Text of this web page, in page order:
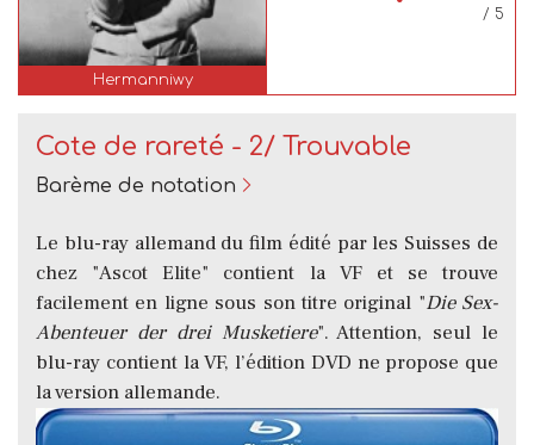
Hermanniwy
/ 5
Cote de rareté - 2/ Trouvable
Barème de notation
Le blu-ray allemand du film édité par les Suisses de
chez "Ascot Elite" contient la VF et se trouve
facilement en ligne sous son titre original "Die Sex-
Abenteuer der drei Musketiere". Attention, seul le
blu-ray contient la VF, l’édition DVD ne propose que
la version allemande.